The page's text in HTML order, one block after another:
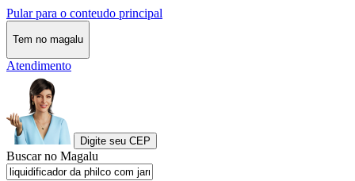
Pular para o conteudo principal
Tem no magalu
Atendimento
Digite seu CEP
Buscar no Magalu